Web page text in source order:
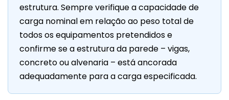
estrutura. Sempre verifique a capacidade de
carga nominal em relação ao peso total de
todos os equipamentos pretendidos e
confirme se a estrutura da parede – vigas,
concreto ou alvenaria – está ancorada
adequadamente para a carga especificada.